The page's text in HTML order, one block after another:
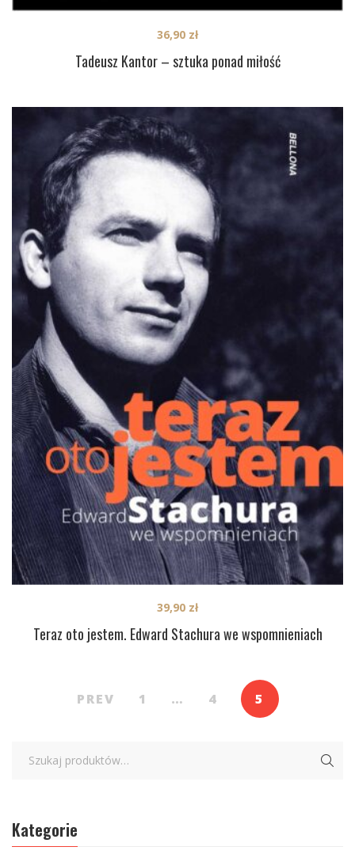
Tadeusz Kantor – sztuka ponad miłość
36,90 zł
Teraz oto jestem. Edward Stachura we wspomnieniach
39,90 zł
PREV 1 … 4 5
Kategorie